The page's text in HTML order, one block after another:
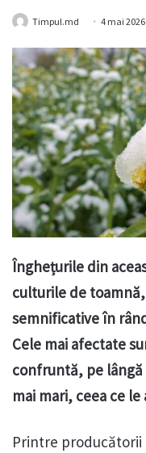
Timpul.md 4 mai 2026
Înghețurile din
culturile de
semnificative în
Cele mai afectate
confruntă, pe
mai mari, ceea ce
Printre producătorii